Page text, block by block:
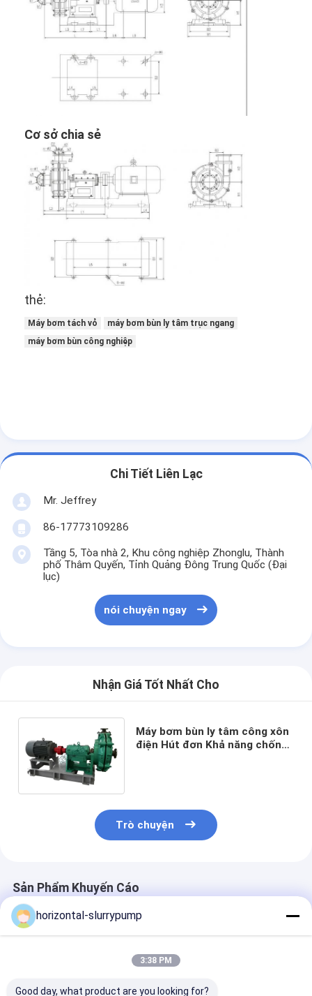
Bơm ly tâm đa tầng cánh
Bơm ly tâm trục đứng
Bơm ly tâm trục ngang
Cơ sở chia sẻ
thẻ:
Máy bơm tách vỏ
máy bơm bùn ly tâm trục ngang
máy bơm bùn công nghiệp
Chi Tiết Liên Lạc
Mr. Jeffrey
86-17773109286
Tầng 5, Tòa nhà 2, Khu công nghiệp Zhonglu, Thành
phố Thâm Quyến, Tỉnh Quảng Đông Trung Quốc (Đại
lục)
nói chuyện ngay
Nhận Giá Tốt Nhất Cho
Máy bơm bùn ly tâm công xôn
điện Hút đơn Khả năng chống
Trò chuyện
Sản Phẩm Khuyến Cáo
horizontal-slurrypump
3:38 PM
Good day, what product are you looking for?